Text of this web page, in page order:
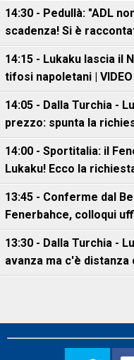
14:30 - Pedullà: "ADL
scadenza! Si è
14:15 - Lukaku lascia il
tifosi napoletani | VIDEO
14:05 - Dalla Turchia -
prezzo: spunta la
14:00 - Sportitalia: il
Lukaku! Ecco la
13:45 - Conferme dal
Fenerbahce, colloqui
13:30 - Dalla Turchia -
avanza ma c'è